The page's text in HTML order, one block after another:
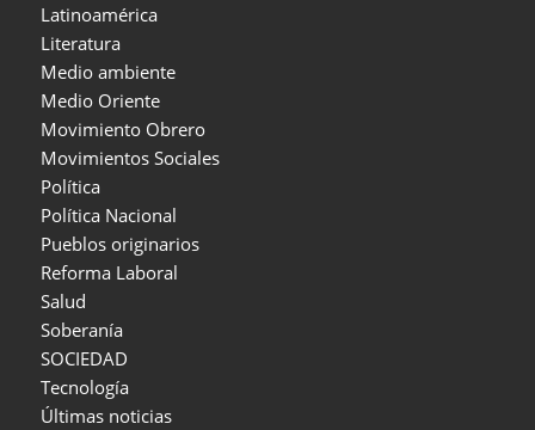
Latinoamérica
Literatura
Medio ambiente
Medio Oriente
Movimiento Obrero
Movimientos Sociales
Política
Política Nacional
Pueblos originarios
Reforma Laboral
Salud
Soberanía
SOCIEDAD
Tecnología
Últimas noticias